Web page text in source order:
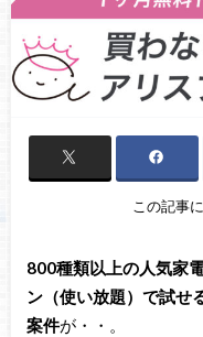
この記事
800種類以上の人気家
ン（使い放題）で試せ
案件が・・。